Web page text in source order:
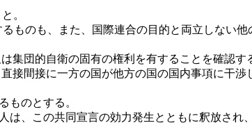
。
のも、また、国際連合の目的と両立しない他
集団的自衛の固有の権利を有することを確認す
接間接に一方の国が他方の国の国内事項に干渉
ものとする。
、この共同宣言の効力発生とともに釈放され